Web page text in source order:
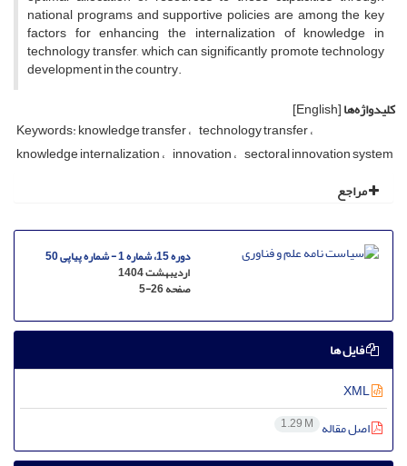
national programs and supportive policies are among the key
factors for enhancing the internalization of knowledge in
technology transfer, which can significantly promote technology
development in the country.
کلیدواژه‌ها[English]
Keywords: knowledge transfer technology transfer
knowledge internalization innovation sectoral innovation system
مراجع
دوره 15، شماره 1 - شماره پیاپی 50
اردیبهشت 1404
صفحه5-26
فایل ها
اصل مقاله 1.29 M